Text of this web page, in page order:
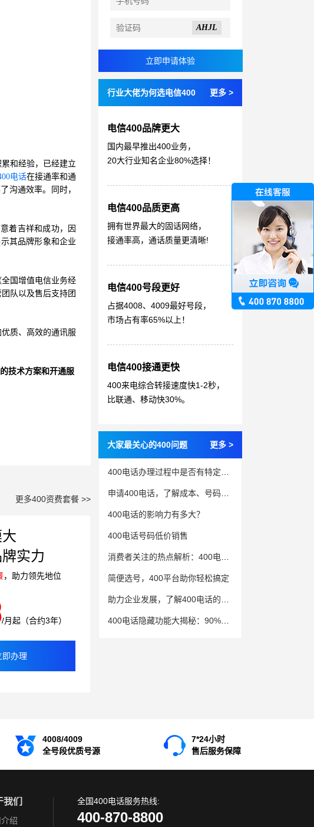
和经验，已经建立
电话在接通率和通
沟通效率。同时，
着吉祥和成功，因
其品牌形象和企业
国增值电信业务经
队以及售后支持团
质、高效的通讯服
技术方案和开通服
更多400资费套餐 >>
实力
，助力领先地位
/月起（合约3年）
即办理
AHJL
行业大佬为何选电信400 更多 >
电信400品牌更大
国内最早推出400业务，
20大行业知名企业80%选择！
电信400品质更高
拥有世界最大的固话网络，
接通率高，通话质量更清晰!
电信400号段更好
占据4008、4009最好号段，
市场占有率65%以上！
电信400接通更快
400来电综合转接速度快1-2秒，
比联通、移动快30%。
大家最关心的400问题 更多 >
400电话的影响力有多大？
400电话号码低价销售
简便选号，400平台助你轻松搞定
4008/4009
全号段优质号源
7*24小时
售后服务保障
我们
绍
全国400电话服务热线:
400-870-8800